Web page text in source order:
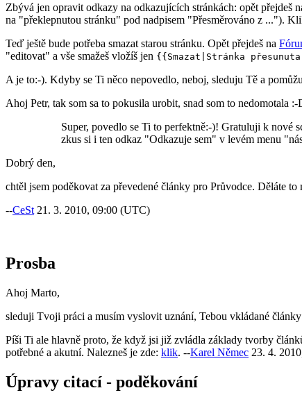
Zbývá jen opravit odkazy na odkazujících stránkách: opět přejdeš
na "překlepnutou stránku" pod nadpisem "Přesměrováno z ...").
Teď ještě bude potřeba smazat starou stránku. Opět přejdeš na
"editovat" a vše smažeš vložíš jen {{Smazat|Stránka
A je to:-). Kdyby se Ti něco nepovedlo, neboj, sleduju Tě a
Ahoj Petr, tak som sa to pokusila urobit, snad som to nedomotala :-
Super, povedlo se Ti to perfektně:-)! Gratuluji k nové
zkus si i ten odkaz "Odkazuje sem" v levém menu
Dobrý den,
chtěl jsem poděkovat za převedené články pro Průvodce. Děláte
--CeSt 21. 3. 2010, 09:00 (UTC)
Prosba
Ahoj Marto,
sleduji Tvoji práci a musím vyslovit uznání, Tebou vkládané
Píši Ti ale hlavně proto, že když jsi již zvládla základy tvorby
potřebné a akutní. Nalezneš je zde: klik. --Karel Němec 23. 4.
Úpravy citací - poděkování